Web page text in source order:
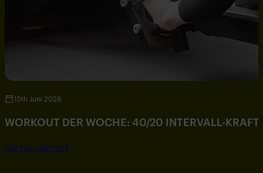
15th Juni 2026
WORKOUT DER WOCHE: 40/20 INTERVALL-
SEE FULL ARTICLE